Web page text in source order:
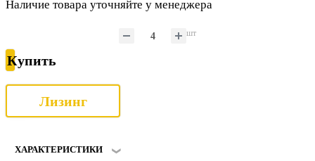
Наличие товара уточняйте у менеджера
шт
Купить
Лизинг
ХАРАКТЕРИСТИКИ